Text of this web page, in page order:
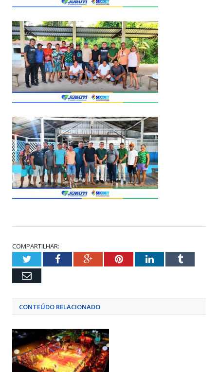
COMPARTILHAR:
TwitterFacebookGoogle+PinterestLinkedInTumblr
Email
CONTEÚDO RELACIONADO